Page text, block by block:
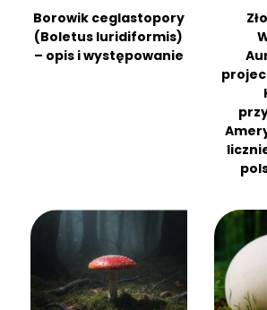
Borowik ceglastopory
(Boletus luridiformis)
– opis i występowanie